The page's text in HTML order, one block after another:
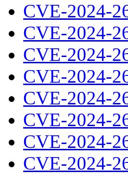
CVE-2024-
CVE-2024-
CVE-2024-
CVE-2024-
CVE-2024-
CVE-2024-
CVE-2024-
CVE-2024-